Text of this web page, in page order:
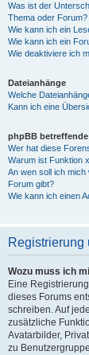
Was ist der
Thema oder Forum?
Wie kann ich ein
Wie kann ich ein
Wie deaktiviere ich
Dateianhänge
Welche
Kann ich eine
phpBB betreffende
Wer hat diese
Warum ist Funktion
An wen soll ich
Forum gibt?
Wie kann ich einen
Registrierung
Wozu muss ich
Eine
dieses Forums
schreiben. Auf
zusätzliche
Avatarbilder,
zu